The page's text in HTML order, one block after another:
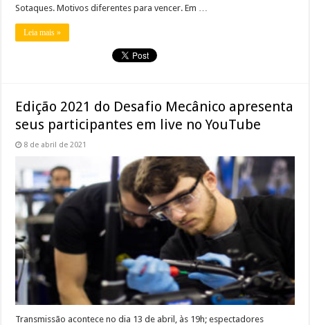
Sotaques. Motivos diferentes para vencer. Em …
Leia mais »
Edição 2021 do Desafio Mecânico apresenta
seus participantes em live no YouTube
8 de abril de 2021
Transmissão acontece no dia 13 de abril, às 19h; espectadores